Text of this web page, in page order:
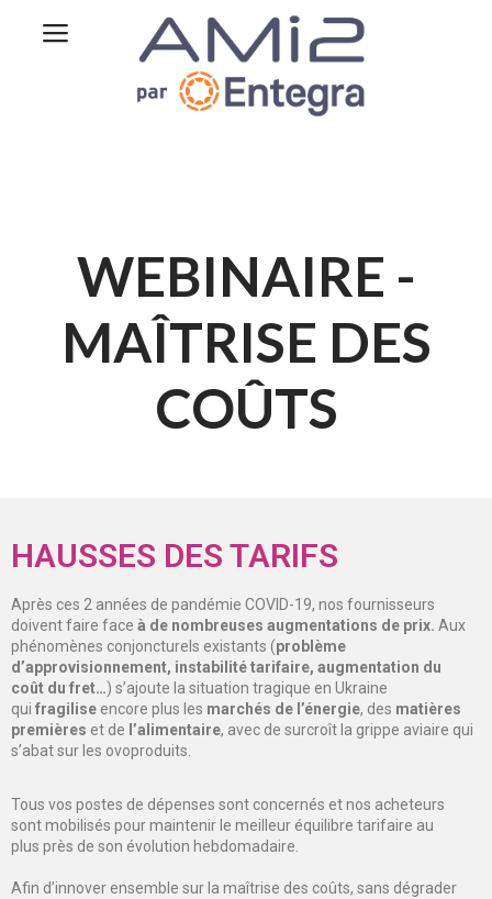
WEBINAIRE -
MAÎTRISE DES
COÛTS
HAUSSES DES TARIFS
Après ces 2 années de pandémie COVID-19, nos fournisseurs
doivent faire face à de nombreuses augmentations de prix. Aux
phénomènes conjoncturels existants (problème
d’approvisionnement, instabilité tarifaire, augmentation du
coût du fret…) s’ajoute la situation tragique en Ukraine
qui fragilise encore plus les marchés de l’énergie, des matières
premières et de l’alimentaire, avec de surcroît la grippe aviaire qui
s’abat sur les ovoproduits.
Tous vos postes de dépenses sont concernés et nos acheteurs
sont mobilisés pour maintenir le meilleur équilibre tarifaire au
plus près de son évolution hebdomadaire.
Afin d’innover ensemble sur la maîtrise des coûts, sans dégrader